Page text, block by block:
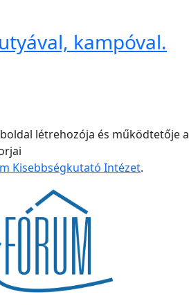
kampóval.
létrehozója és működtetője a
Kisebbségkutató Intézet.